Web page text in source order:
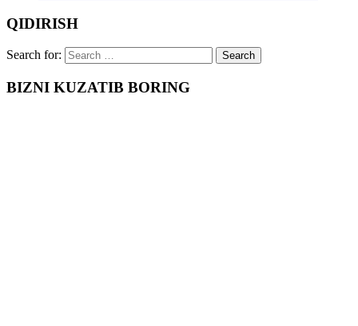
QIDIRISH
Search for:
BIZNI KUZATIB BORING